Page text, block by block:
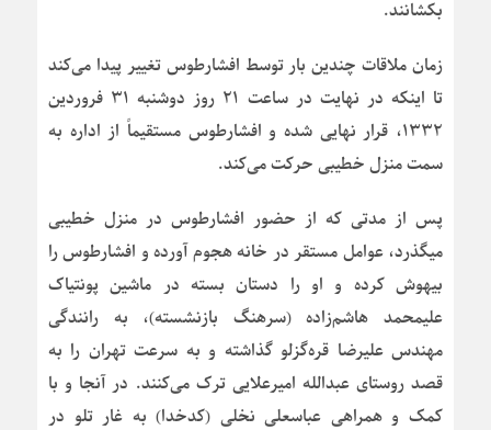
بکشانند.
زمان ملاقات چندین بار توسط افشارطوس تغییر پیدا می‌کند
تا اینکه در نهایت در ساعت ۲۱ روز دوشنبه ۳۱ فروردین
۱۳۳۲، قرار نهایی شده و افشارطوس مستقیماً از اداره به
سمت منزل خطیبی حرکت می‌کند.
پس از مدتی که از حضور افشارطوس در منزل خطیبی
میگذرد، عوامل مستقر در خانه هجوم آورده و افشارطوس را
بیهوش کرده و او را دستان بسته در ماشین پونتیاک
علیمحمد هاشم‌زاده (سرهنگ بازنشسته)، به رانندگی
مهندس علیرضا قره‌گزلو گذاشته و به سرعت تهران را به
قصد روستای عبدالله امیرعلایی ترک می‌کنند. در آنجا و با
کمک و همراهی عباسعلی نخلی (کدخدا) به غار تلو در